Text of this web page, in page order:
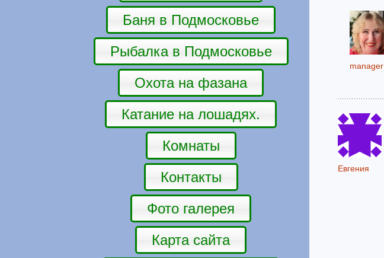
Баня в Подмосковье
Рыбалка в Подмосковье
Охота на фазана
Катание на лошадях.
Комнаты
Контакты
Фото галерея
Карта сайта
manager
Евгения